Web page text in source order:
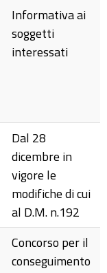
Informativa ai
soggetti
interessati
Dal 28
dicembre in
vigore le
modifiche di cui
al D.M. n.192
Concorso per il
conseguimento